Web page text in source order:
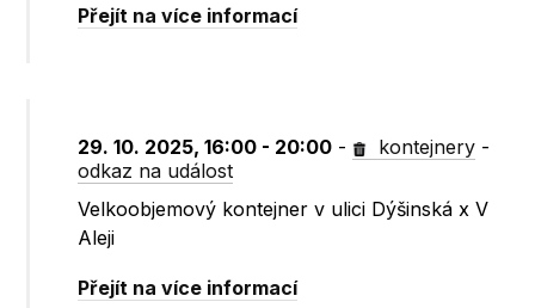
Přejít na více informací
29. 10. 2025, 16:00 - 20:00 - kontejnery -
odkaz na událost
Velkoobjemový kontejner v ulici Dýšinská x V
Aleji
Přejít na více informací